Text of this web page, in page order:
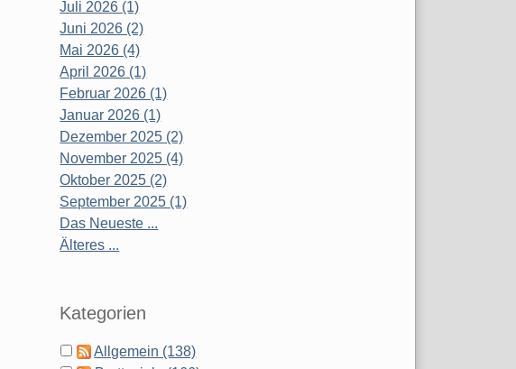
Juli 2026 (1)
Juni 2026 (2)
Mai 2026 (4)
April 2026 (1)
Februar 2026 (1)
Januar 2026 (1)
Dezember 2025 (2)
November 2025 (4)
Oktober 2025 (2)
September 2025 (1)
Das Neueste ...
Älteres ...
Kategorien
Allgemein (138)